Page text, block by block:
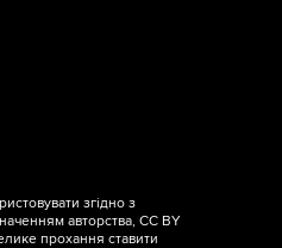
згідно з
авторства, CC BY
прохання ставити